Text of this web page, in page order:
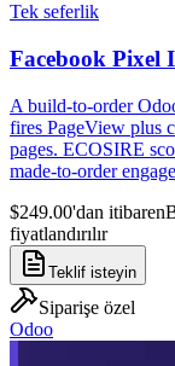
Tek seferlik
Facebook Pixel
A build-to-order
fires PageView plus
pages. ECOSIRE
made-to-order
$249.00'dan itibaren
fiyatlandırılır
Teklif isteyin
Siparişe özel
Odoo